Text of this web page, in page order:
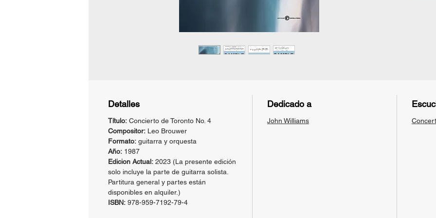
Detalles
Título: Concierto de Toronto No. 4
Compositor: Leo Brouwer
Formato: guitarra y orquesta
Año: 1987
Edicion Actual: 2023 (La presente edición
solo incluye la parte de guitarra solista.
Partitura general y partes están
disponibles en alquiler.)
ISBN: 978-959-7192-79-4
Dedicado a
John Williams